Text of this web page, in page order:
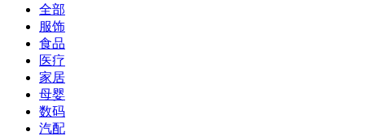
全部
服饰
食品
医疗
家居
母婴
数码
汽配